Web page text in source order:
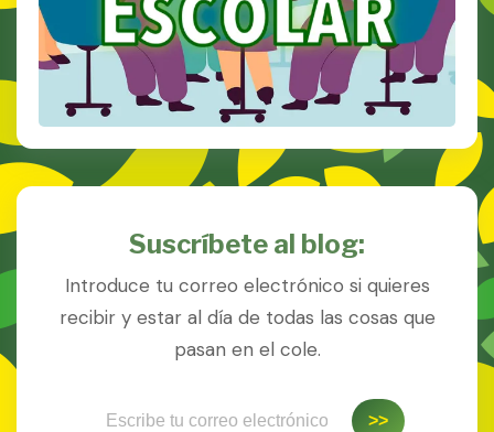
Suscríbete al blog:
Introduce tu correo electrónico si quieres
recibir y estar al día de todas las cosas que
pasan en el cole.
>>